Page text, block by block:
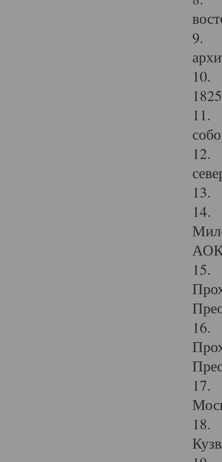
9.
10.
11.
12.
13.
14.
15.
16.
17.
18.